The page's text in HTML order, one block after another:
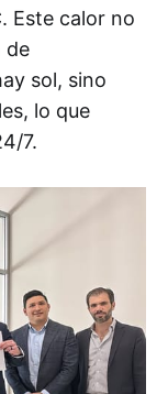
Este calor no
de
sol, sino
lo que
7.